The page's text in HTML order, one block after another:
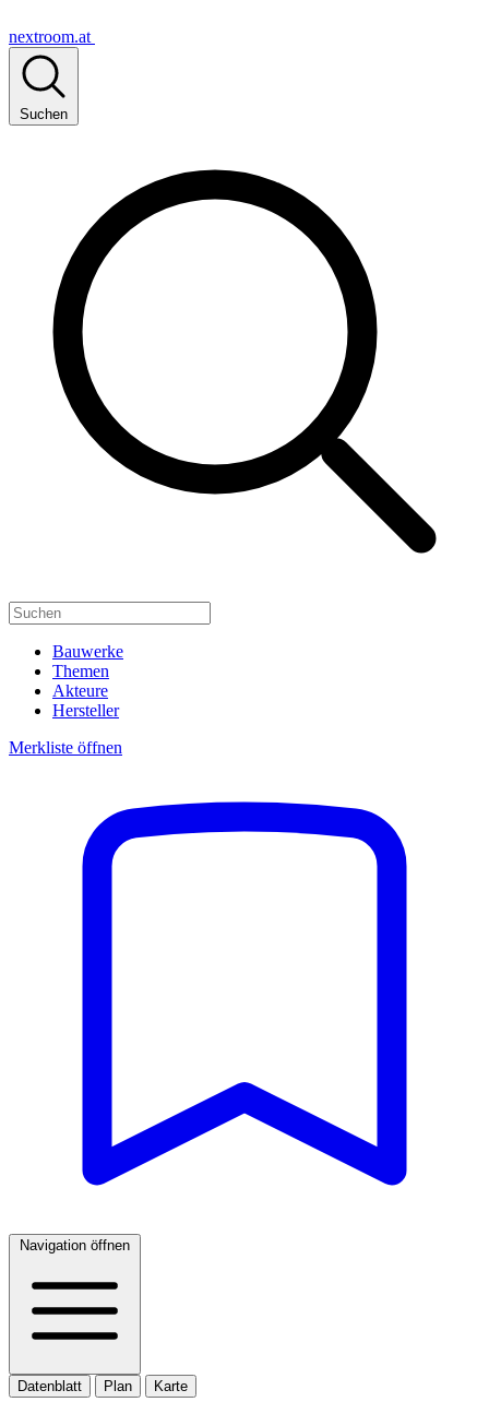
nextroom.at
Suchen
Bauwerke
Themen
Akteure
Hersteller
Merkliste öffnen
Navigation öffnen
Datenblatt Plan Karte